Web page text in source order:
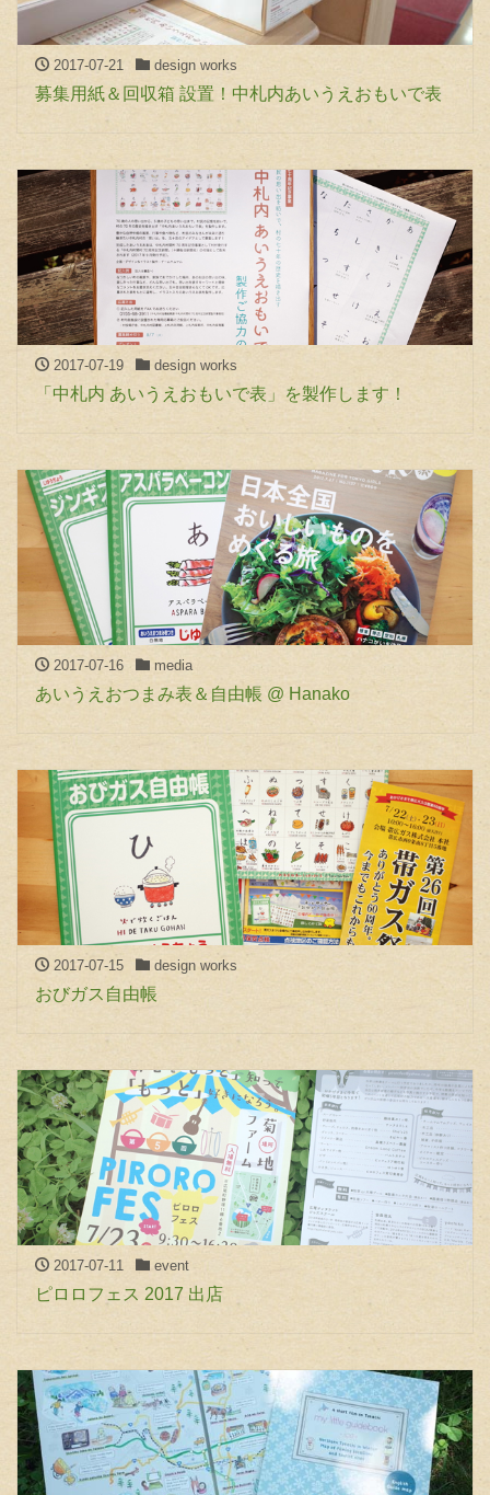
2017-07-21 design works
募集用紙＆回収箱 設置！中札内あいうえおもいで表
2017-07-19 design works
「中札内 あいうえおもいで表」を製作します！
2017-07-16 media
あいうえおつまみ表＆自由帳 @ Hanako
2017-07-15 design works
おびガス自由帳
2017-07-11 event
ピロロフェス 2017 出店